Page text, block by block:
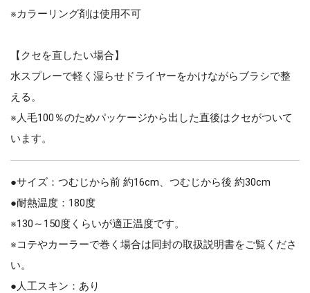
※カラーリング剤は使用不可
【クセを直したい場合】
水スプレーで軽く湿らせドライヤーをかけながらブラシで整
える。
※人毛100％のためパッケージから出した直後はクセがついて
います。
●サイズ：つむじから前 約16cm、つむじから後 約30cm
●耐熱温度：180度
※130～150度くらいが適正温度です。
※コテやカーラーで巻く場合は同封の取扱説明書をご覧くださ
い。
●人工スキン：あり